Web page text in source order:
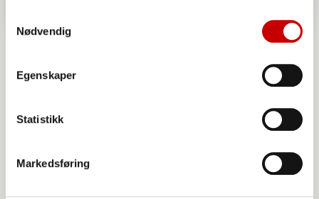
Nødvendig
Egenskaper
Statistikk
Markedsføring
Norgesmøllene Speltmel sammalt